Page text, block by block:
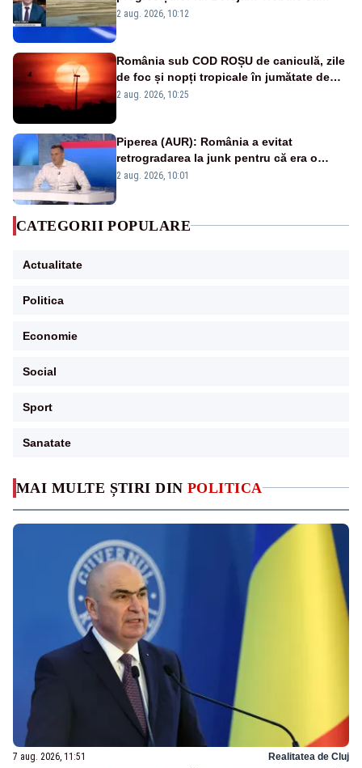
MAI MULTE ȘTIRI DIN POLITICA
7 aug. 2026, 11:51 Realitatea de Cluj
protejăm și natura, dar nu șținem omaneii
2 aug. 2026, 10:12
România sub COD ROȘU de caniculă, zile
de foc și nopți tropicale în jumătate de
țară
2 aug. 2026, 10:25
Piperea (AUR): România a evitat
retrogradarea la junk pentru că era o
catastrofă pentru bănci și fondurile de
2 aug. 2026, 10:01
CATEGORII POPULARE
Actualitate
Politica
Economie
Social
Sport
Sanatate